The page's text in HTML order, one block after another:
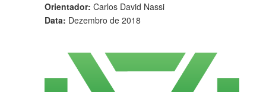
Orientador: Carlos David Nassi
Data: Dezembro de 2018